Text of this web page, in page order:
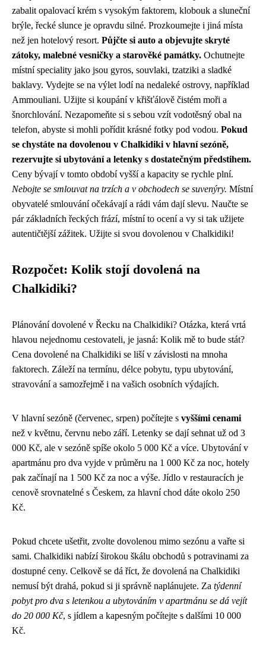
zabalit opalovací krém s vysokým faktorem, klobouk a sluneční
brýle, řecké slunce je opravdu silné. Prozkoumejte i jiná místa
než jen hotelový resort. Půjčte si auto a objevujte skryté
zátoky, malebné vesničky a starověké památky. Ochutnejte
místní speciality jako jsou gyros, souvlaki, tzatziki a sladké
baklavy. Vydejte se na výlet lodí na nedaleké ostrovy, například
Ammouliani. Užijte si koupání v křišťálově čistém moři a
šnorchlování. Nezapomeňte si s sebou vzít vodotěsný obal na
telefon, abyste si mohli pořídit krásné fotky pod vodou. Pokud
se chystáte na dovolenou v Chalkidiki v hlavní sezóně,
rezervujte si ubytování a letenky s dostatečným předstihem.
Ceny bývají v tomto období vyšší a kapacity se rychle plní.
Nebojte se smlouvat na trzích a v obchodech se suvenýry. Místní
obyvatelé smlouvání očekávají a rádi vám dají slevu. Naučte se
pár základních řeckých frází, místní to ocení a vy si tak užijete
autentičtější zážitek. Užijte si svou dovolenou v Chalkidiki!
Rozpočet: Kolik stojí dovolená na
Chalkidiki?
Plánování dovolené v Řecku na Chalkidiki? Otázka, která vrtá
hlavou nejednomu cestovateli, je jasná: Kolik mě to bude stát?
Cena dovolené na Chalkidiki se liší v závislosti na mnoha
faktorech. Záleží na termínu, délce pobytu, typu ubytování,
stravování a samozřejmě i na vašich osobních výdajích.
V hlavní sezóně (červenec, srpen) počítejte s vyššími cenami
než v květnu, červnu nebo září. Letenky se dají sehnat už od 3
000 Kč, ale v sezóně spíše okolo 5 000 Kč a více. Ubytování v
apartmánu pro dva vyjde v průměru na 1 000 Kč za noc, hotely
pak začínají na 1 500 Kč za noc a výše. Jídlo v restauracích je
cenově srovnatelné s Českem, za hlavní chod dáte okolo 250
Kč.
Pokud chcete ušetřit, zvolte dovolenou mimo sezónu a vařte si
sami. Chalkidiki nabízí širokou škálu obchodů s potravinami za
dostupné ceny. Celkově se dá říct, že dovolená na Chalkidiki
nemusí být drahá, pokud si ji správně naplánujete. Za týdenní
pobyt pro dva s letenkou a ubytováním v apartmánu se dá vejít
do 20 000 Kč, s jídlem a kapesným počítejte s dalšími 10 000
Kč.